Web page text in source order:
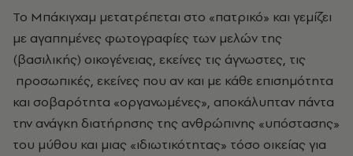
Το Μπάκιγχαμ μετατρέπεται στο «πατρικό» και γεμίζει
με αγαπημένες φωτογραφίες των μελών της
(βασιλικής) οικογένειας, εκείνες τις άγνωστες, τις
προσωπικές, εκείνες που αν και με κάθε επισημότητα
και σοβαρότητα «οργανωμένες», αποκάλυπταν πάντα
την ανάγκη διατήρησης της ανθρώπινης «υπόστασης»
του μύθου και μιας «ιδιωτικότητας» τόσο οικείας για